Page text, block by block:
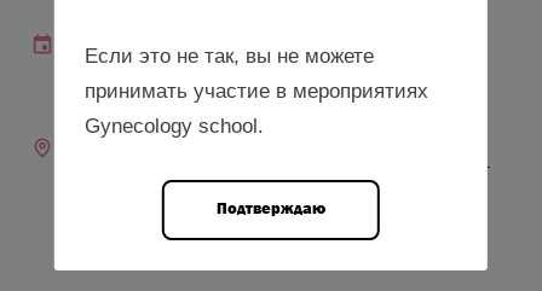
18 сентября 2026
10:00—18:00 (мск)
г. Пенза, ул. Лермонтова, д. 3 (Медицинский институт
ФГБОУ ВО «ПГУ»)
Если это не так, вы не можете
принимать участие в мероприятиях
Gynecology school.
Подтверждаю